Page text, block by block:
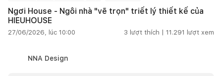
Ngơi House - Ngôi nhà "vẽ trọn" triết lý thiết kế của
HIEUHOUSE
27/06/2026, lúc 10:00 3 lượt thích | 11.291 lượt xem
NNA Design